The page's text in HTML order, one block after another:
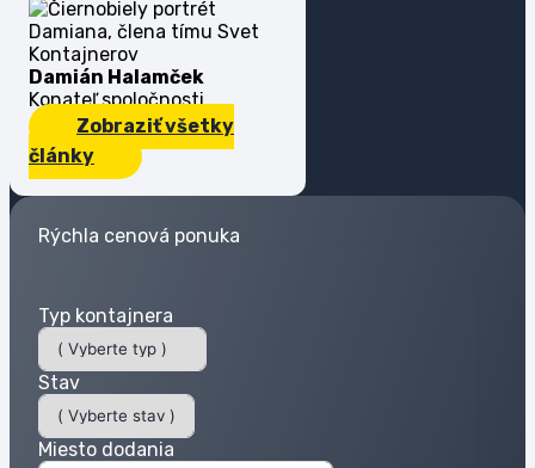
Damián Halamček
Konateľ spoločnosti
Zobraziť všetky
články
Rýchla cenová ponuka
Typ kontajnera
Stav
Miesto dodania